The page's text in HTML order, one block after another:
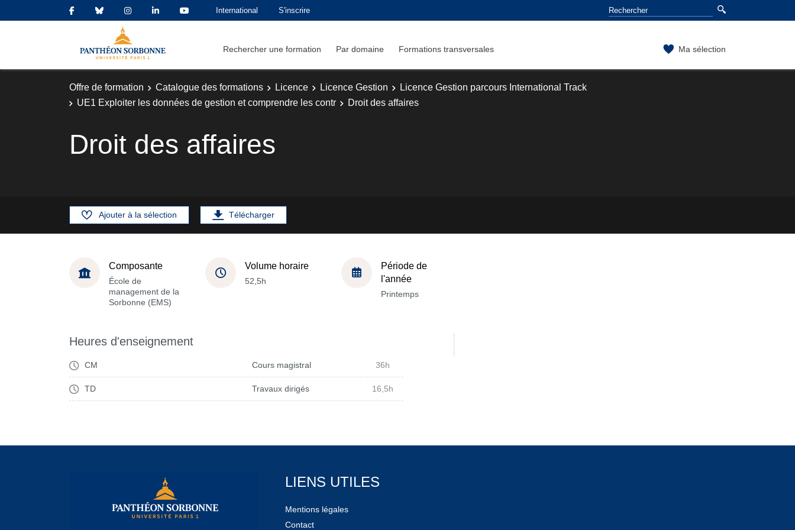
International S'inscrire
Rechercher une formation Par domaine Formations transversales Ma sélection
Offre de formation Catalogue des formations Licence Licence Gestion
Licence Gestion parcours International Track
UE1 Exploiter les données de gestion et comprendre les contr
Droit des affaires
Droit des affaires
Ajouter à la sélection Télécharger
Composante
École de
management de la
Sorbonne (EMS)
Volume horaire
52,5h
Période de
l'année
Printemps
Heures d'enseignement
CM Cours magistral 36h
TD Travaux dirigés 16,5h
LIENS UTILES
Mentions légales
Contact